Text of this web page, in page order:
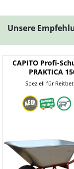
Unsere
CAPITO Profi-
PRAKTICA
Speziell für